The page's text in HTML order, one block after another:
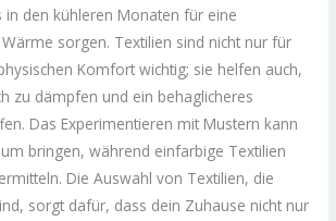
den kühleren Monaten für eine
Wärme sorgen. Textilien sind nicht nur für
Komfort wichtig; sie helfen auch,
zu dämpfen und ein behaglicheres
Das Experimentieren mit Mustern kann
bringen, während einfarbige Textilien
Die Auswahl von Textilien, die
sorgt dafür, dass dein Zuhause nicht nur